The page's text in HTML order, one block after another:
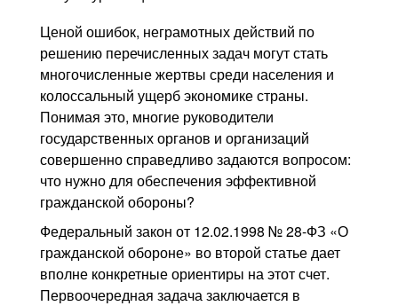
Ценой ошибок, неграмотных действий по
решению перечисленных задач могут стать
многочисленные жертвы среди населения и
колоссальный ущерб экономике страны.
Понимая это, многие руководители
государственных органов и организаций
совершенно справедливо задаются вопросом:
что нужно для обеспечения эффективной
гражданской обороны?
Федеральный закон от 12.02.1998 № 28-ФЗ «О
гражданской обороне» во второй статье дает
вполне конкретные ориентиры на этот счет.
Первоочередная задача заключается в